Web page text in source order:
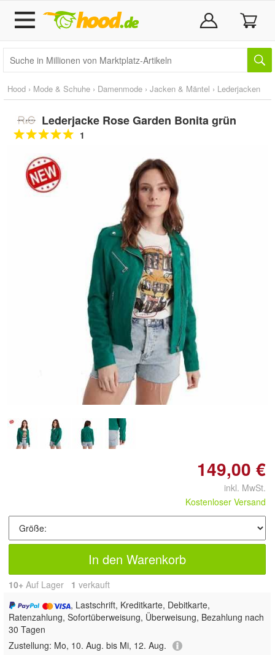
Hood › Mode & Schuhe › Damenmode › Jacken & Mäntel › Lederjacken
Lederjacke Rose Garden Bonita grün
1
149,00 €
inkl. MwSt.
Kostenloser Versand
In den Warenkorb
10+ Auf Lager 1 verkauft
, Lastschrift, Kreditkarte, Debitkarte,
Ratenzahlung, Sofortüberweisung, Überweisung, Bezahlung nach
30 Tagen
Zustellung: Mo, 10. Aug. bis Mi, 12. Aug.